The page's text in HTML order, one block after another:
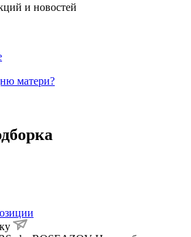
и новостей
матери?